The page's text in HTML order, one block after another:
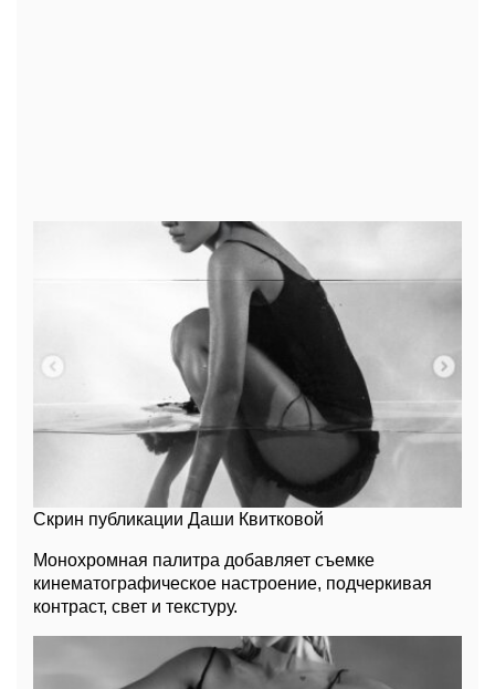
Скрин публикации Даши Квитковой
Монохромная палитра добавляет съемке
кинематографическое настроение, подчеркивая
контраст, свет и текстуру.